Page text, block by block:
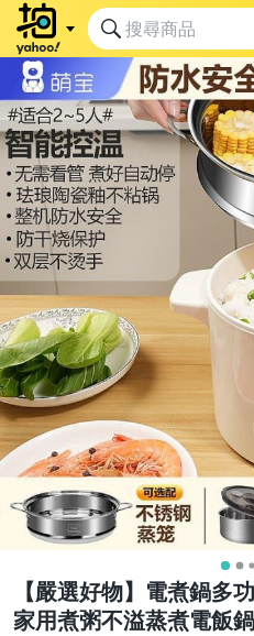
【嚴選好物】電煮鍋多
家用煮粥不溢蒸煮電飯